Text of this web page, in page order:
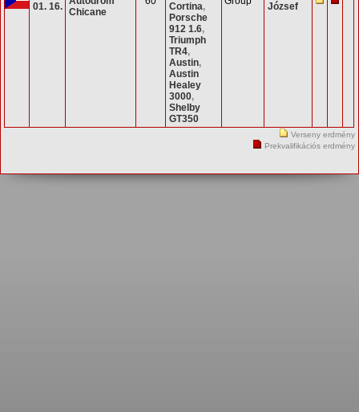
01. 16.
Chicane
Cortina,
Porsche
912 1.6,
Triumph
TR4,
Austin,
Austin
Healey
3000,
Shelby
GT350
József
Verseny erdmény
Prekvalifikációs erdmény